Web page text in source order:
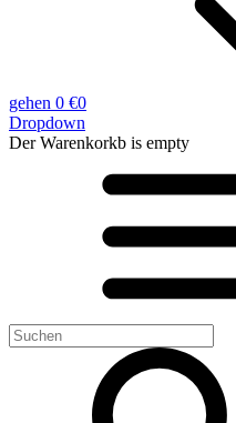
gehen 0 €0
Dropdown
Der Warenkorkb is empty